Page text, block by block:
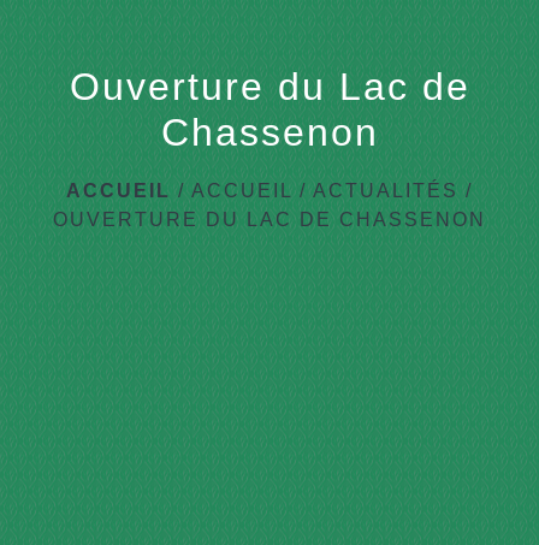
Ouverture du Lac de
Chassenon
ACCUEIL /ACCUEIL/ACTUALITÉS /
OUVERTURE DU LAC DE CHASSENON